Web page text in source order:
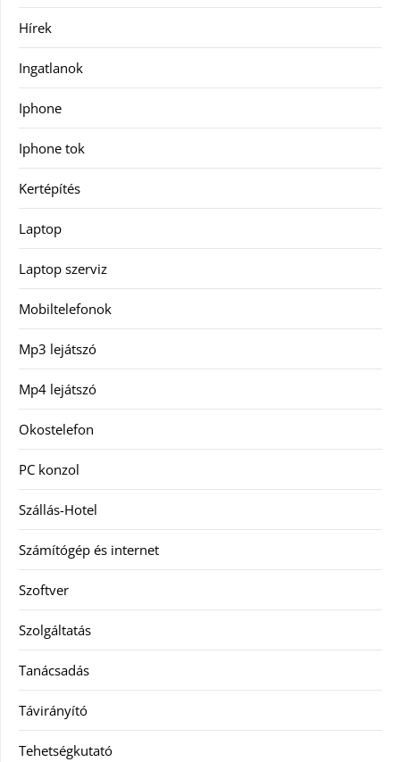
Hírek
Ingatlanok
Iphone
Iphone tok
Kertépítés
Laptop
Laptop szerviz
Mobiltelefonok
Mp3 lejátszó
Mp4 lejátszó
Okostelefon
PC konzol
Szállás-Hotel
Számítógép és internet
Szoftver
Szolgáltatás
Tanácsadás
Távirányító
Tehetségkutató